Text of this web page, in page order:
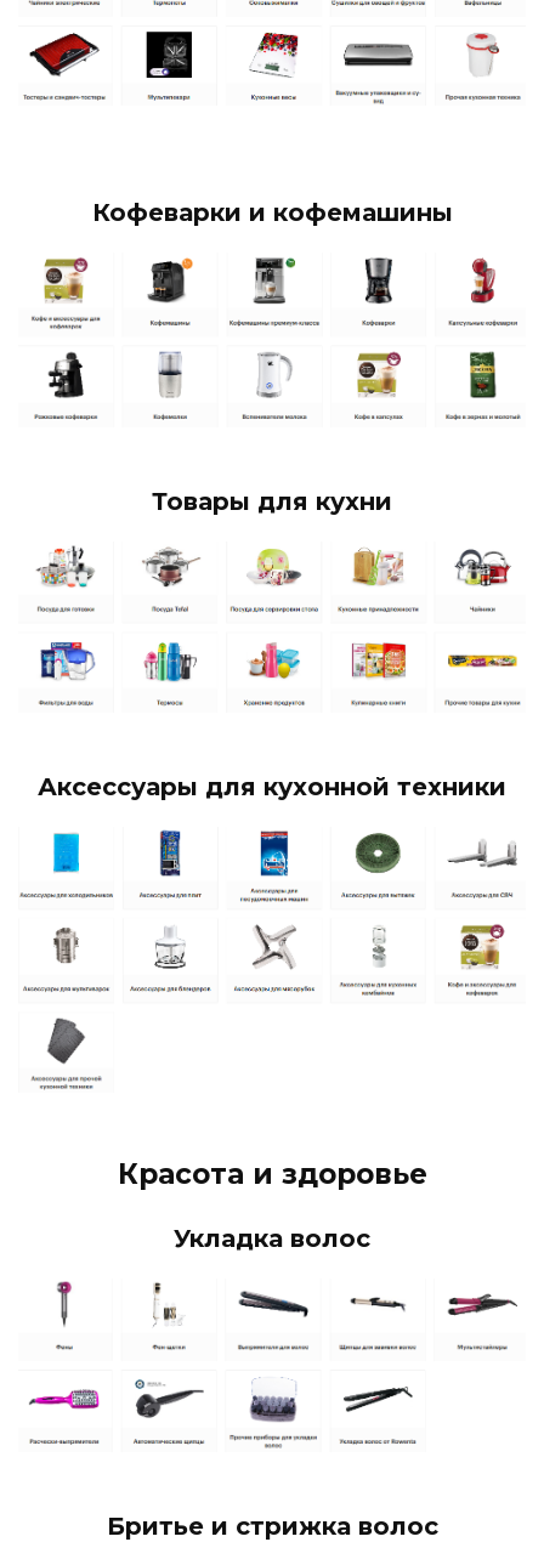
Кофеварки и кофемашины
Товары для кухни
Аксессуары для кухонной техники
Красота и здоровье
Укладка волос
Бритье и стрижка волос